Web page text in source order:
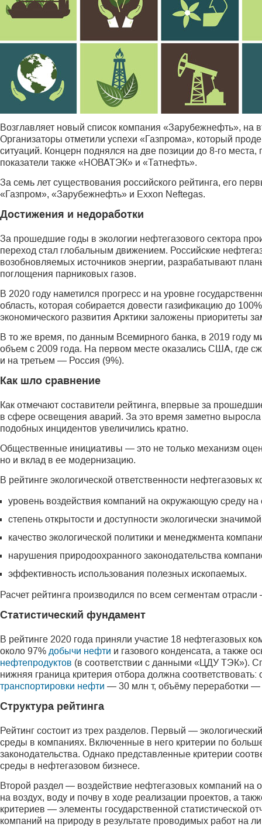
Возглавляет новый список компания «Зарубежнефть»,
Организаторы отметили успехи «Газпрома», который
ситуаций. Концерн поднялся на две позиции до 8-го
показатели также «НОВАТЭК» и «Татнефть».
За семь лет существования российского рейтинга, его
«Газпром», «Зарубежнефть» и Exxon Neftegas.
Достижения и недоработки
За прошедшие годы в экологии нефтегазового сектора
переход стал глобальным движением. Российские
возобновляемых источников энергии, разрабатывают
поглощения парниковых газов.
В 2020 году наметился прогресс и на уровне
область, которая собирается довести газификацию до
экономического развития Арктики заложены
В то же время, по данным Всемирного банка, в 2019 году
объем с 2009 года. На первом месте оказались США, где
и на третьем — Россия (9%).
Как шло сравнение
Как отмечают составители рейтинга, впервые за
в сфере освещения аварий. За это время заметно
подобных инцидентов увеличились кратно.
Общественные инициативы — это не только механизм
но и вклад в ее модернизацию.
В рейтинге экологической ответственности
уровень воздействия компаний на окружающую среду
степень открытости и доступности экологически
качество экологической политики и менеджмента
нарушения природоохранного законодательства
эффективность использования полезных ископаемых.
Расчет рейтинга производился по всем сегментам
Статистический фундамент
В рейтинге 2020 года приняли участие 18 нефтегазовых
около 97% добычи нефти и газового конденсата, а также
нефтепродуктов (в соответствии с данными «ЦДУ ТЭК»).
нижняя граница критерия отбора должна
транспортировки нефти — 30 млн т, объёму переработки
Структура рейтинга
Рейтинг состоит из трех разделов. Первый —
среды в компаниях. Включенные в него критерии по
законодательства. Однако представленные критерии
среды в нефтегазовом бизнесе.
Второй раздел — воздействие нефтегазовых компаний на
на воздух, воду и почву в ходе реализации проектов, а
критериев — элементы государственной статистической
компаний на природу в результате проводимых работ на